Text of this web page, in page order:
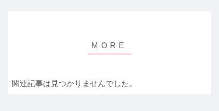
関連記事は見つかりませんでした。